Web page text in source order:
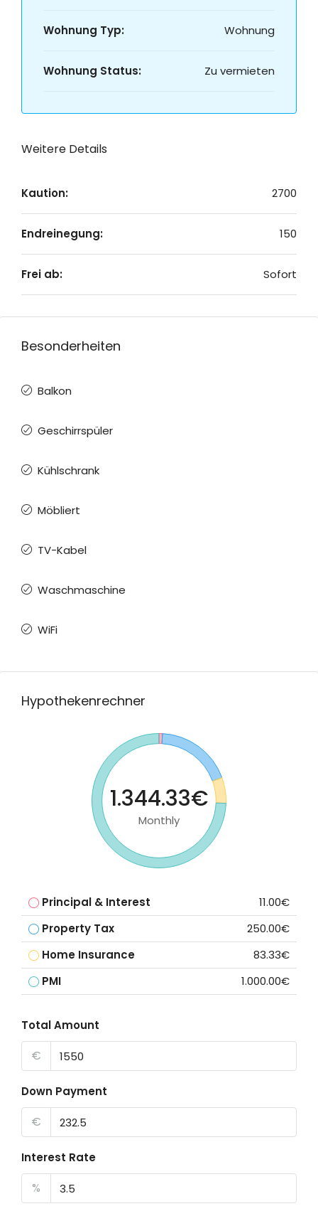
Wohnung Typ: Wohnung
Wohnung Status: Zu vermieten
Weitere Details
Kaution: 2700
Endreinegung: 150
Frei ab: Sofort
Besonderheiten
Balkon
Geschirrspüler
Kühlschrank
Möbliert
TV-Kabel
Waschmaschine
WiFi
Hypothekenrechner
1.344.33€
Monthly
Principal & Interest
11.00€
Property Tax
250.00€
Home Insurance
83.33€
PMI
1.000.00€
Total Amount
€
Down Payment
€
Interest Rate
%